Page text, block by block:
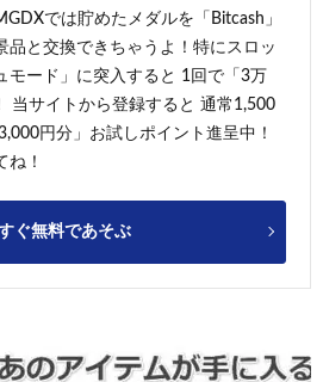
では貯めたメダルを「Bitcash」
品と交換できちゃうよ！特にスロッ
モード」に突入すると 1回で「3万
当サイトから登録すると 通常1,500
円分」お試しポイント進呈中！
ね！
ぐ無料であそぶ